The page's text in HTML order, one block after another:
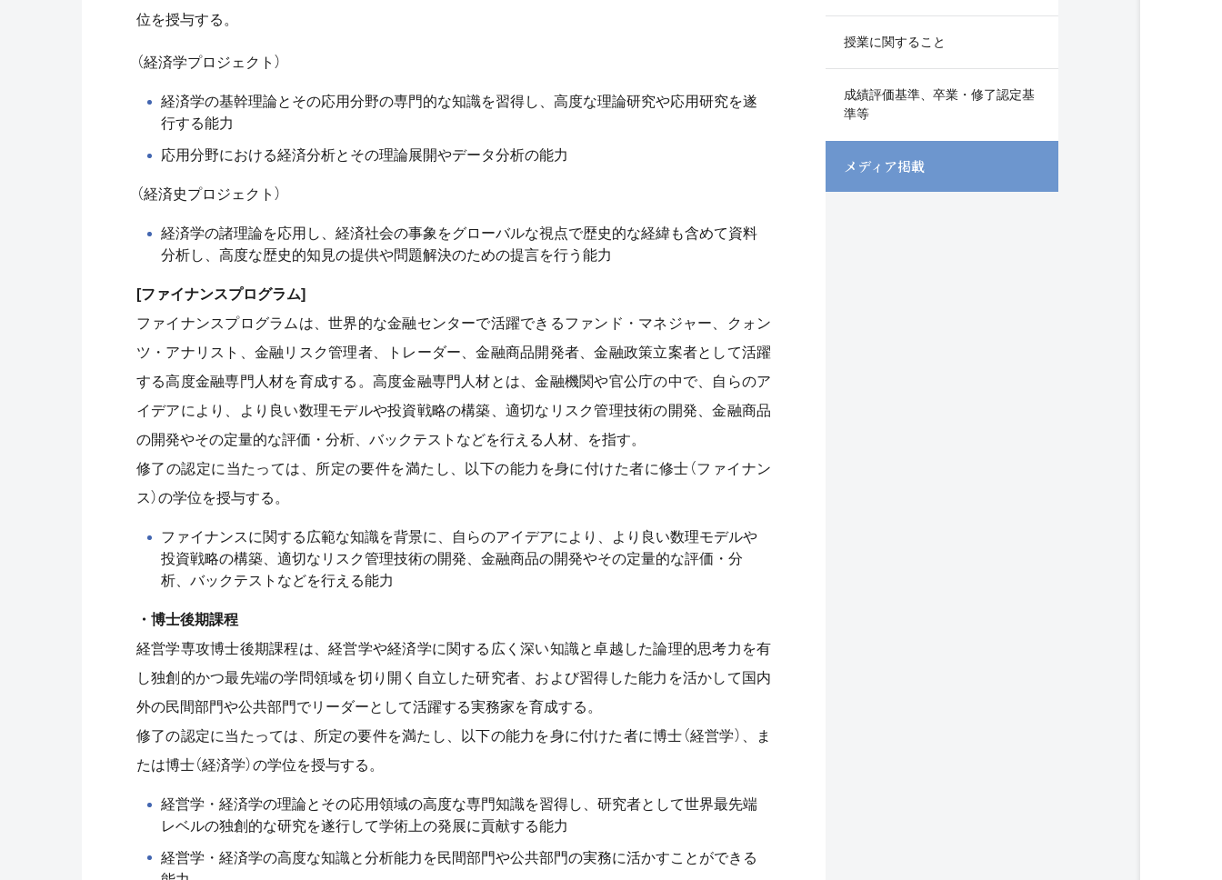
位を授与する。
（経済学プロジェクト）
経済学の基幹理論とその応用分野の専門的な知識を習得し、高度な理論研究や応用研究を遂
行する能力
応用分野における経済分析とその理論展開やデータ分析の能力
（経済史プロジェクト）
経済学の諸理論を応用し、経済社会の事象をグローバルな視点で歴史的な経緯も含めて資料
分析し、高度な歴史的知見の提供や問題解決のための提言を行う能力
[ファイナンスプログラム]
ファイナンスプログラムは、世界的な金融センターで活躍できるファンド・マネジャー、クォン
ツ・アナリスト、金融リスク管理者、トレーダー、金融商品開発者、金融政策立案者として活躍
する高度金融専門人材を育成する。高度金融専門人材とは、金融機関や官公庁の中で、自らのア
イデアにより、より良い数理モデルや投資戦略の構築、適切なリスク管理技術の開発、金融商品
の開発やその定量的な評価・分析、バックテストなどを行える人材、を指す。
修了の認定に当たっては、所定の要件を満たし、以下の能力を身に付けた者に修士（ファイナン
ス）の学位を授与する。
ファイナンスに関する広範な知識を背景に、自らのアイデアにより、より良い数理モデルや
投資戦略の構築、適切なリスク管理技術の開発、金融商品の開発やその定量的な評価・分
析、バックテストなどを行える能力
・博士後期課程
経営学専攻博士後期課程は、経営学や経済学に関する広く深い知識と卓越した論理的思考力を有
し独創的かつ最先端の学問領域を切り開く自立した研究者、および習得した能力を活かして国内
外の民間部門や公共部門でリーダーとして活躍する実務家を育成する。
修了の認定に当たっては、所定の要件を満たし、以下の能力を身に付けた者に博士（経営学）、ま
たは博士（経済学）の学位を授与する。
経営学・経済学の理論とその応用領域の高度な専門知識を習得し、研究者として世界最先端
レベルの独創的な研究を遂行して学術上の発展に貢献する能力
経営学・経済学の高度な知識と分析能力を民間部門や公共部門の実務に活かすことができる
授業に関すること
成績評価基準、卒業・修了認定基
準等
メディア掲載